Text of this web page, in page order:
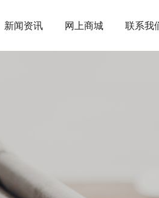
新闻资讯 网上商城 联系我